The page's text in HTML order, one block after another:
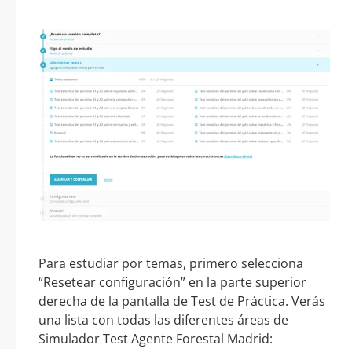
Para estudiar por temas, primero selecciona
“Resetear configuración” en la parte superior
derecha de la pantalla de Test de Práctica. Verás
una lista con todas las diferentes áreas de
Simulador Test Agente Forestal Madrid: